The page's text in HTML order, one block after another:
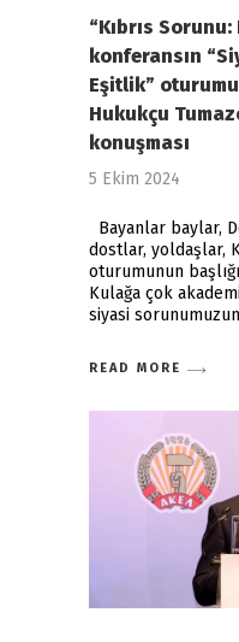
“Kıbrıs
konferansın
Eşitlik”
Hukukçu
konuşması
5 Ekim 2024
Bayanlar baylar,
dostlar, yoldaşlar,
oturumunun
Kulağa çok
siyasi
READ MORE